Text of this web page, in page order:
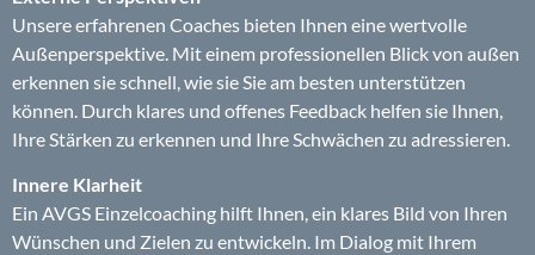
Unsere erfahrenen Coaches bieten Ihnen eine wertvolle
Außenperspektive. Mit einem professionellen Blick von außen
erkennen sie schnell, wie sie Sie am besten unterstützen
können. Durch klares und offenes Feedback helfen sie Ihnen,
Ihre Stärken zu erkennen und Ihre Schwächen zu adressieren.
Innere Klarheit
Ein AVGS Einzelcoaching hilft Ihnen, ein klares Bild von Ihren
Wünschen und Zielen zu entwickeln. Im Dialog mit Ihrem